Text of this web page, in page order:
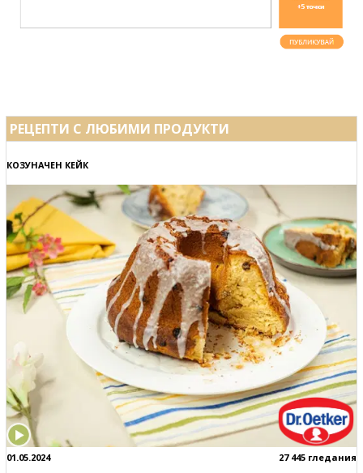
РЕЦЕПТИ С ЛЮБИМИ ПРОДУКТИ
КОЗУНАЧЕН КЕЙК
01.05.2024 27 445 гледания